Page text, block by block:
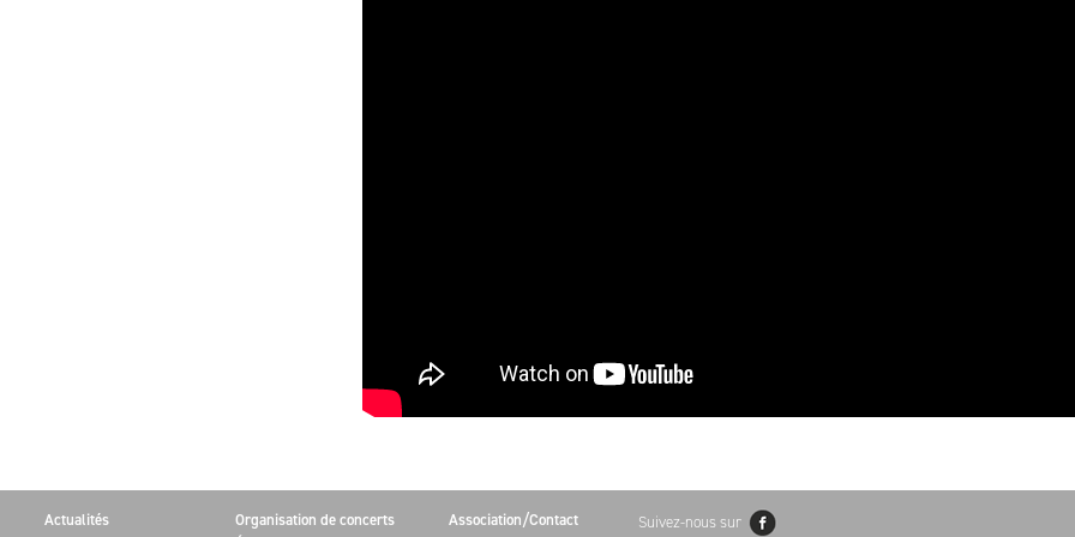
Actualités
Organisation de concerts
Association/Contact
Suivez-nous sur